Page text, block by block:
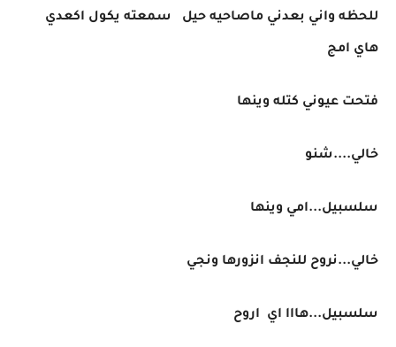
للحظه واني بعدني ماصاحيه حيل سمعته يكول اكعدي
هاي امج
فتحت عيوني كتله وينها
خالي....شنو
سلسبيل...امي وينها
خالي...نروح للنجف انزورها ونجي
سلسبيل...هااا اي اروح